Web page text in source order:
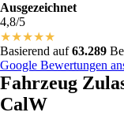
Ausgezeichnet
4,8/5
★★★★★
Basierend auf63.289
Google Bewertungen
Fahrzeug
CalW